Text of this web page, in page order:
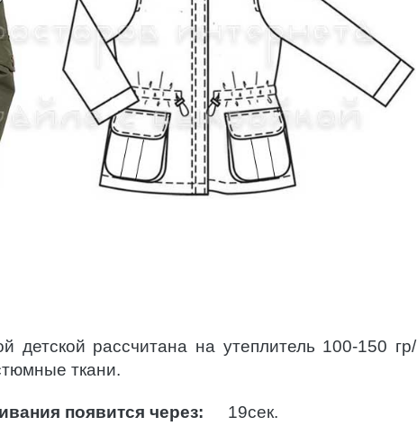
детской рассчитана на утеплитель 100-150 гр/
ткани.
появится через: 18сек.